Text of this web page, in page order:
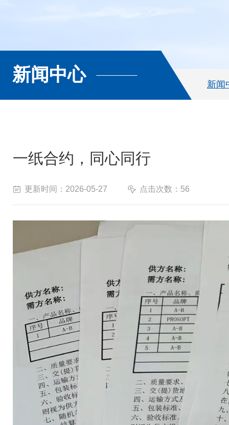
新闻中心 新闻
一纸合约，同心同行
更新时间：2026-05-27 点击次数：56